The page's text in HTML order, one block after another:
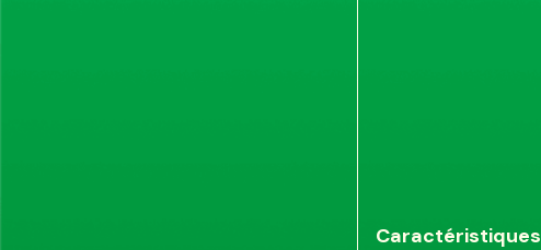
Caractéristiques